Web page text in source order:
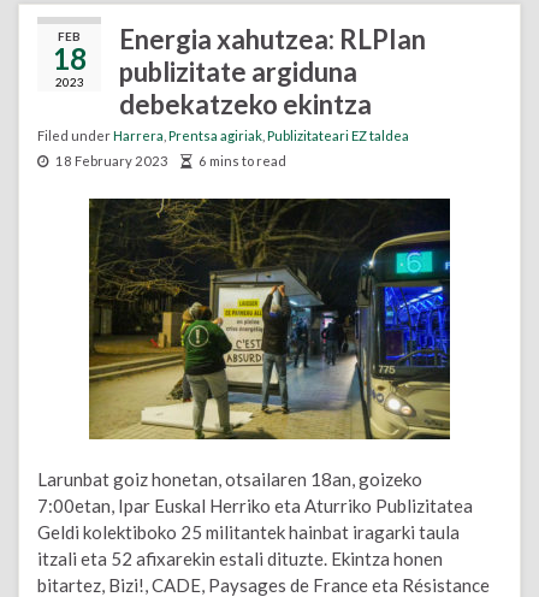
FEB
18
2023
Energia xahutzea: RLPIan
publizitate argiduna
debekatzeko ekintza
Filed underHarrera Prentsa agiriak Publizitateari EZ taldea
18 February 2023
6 mins to read
Larunbat goiz honetan, otsailaren 18an, goizeko
7:00etan, Ipar Euskal Herriko eta Aturriko Publizitatea
Geldi kolektiboko 25 militantek hainbat iragarki taula
itzali eta 52 afixarekin estali dituzte. Ekintza honen
bitartez, Bizi!, CADE, Paysages de France eta Résistance